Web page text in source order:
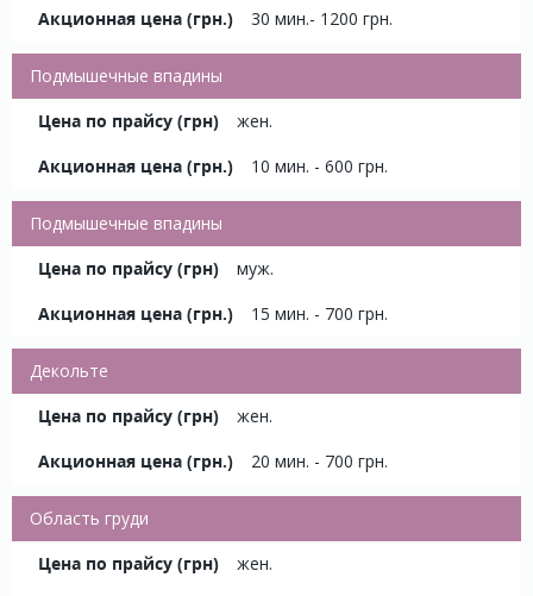
30 мин.- 1200 грн.
Подмышечные впадины
жен.
10 мин. - 600 грн.
Подмышечные впадины
муж.
15 мин. - 700 грн.
Декольте
жен.
20 мин. - 700 грн.
Область груди
жен.